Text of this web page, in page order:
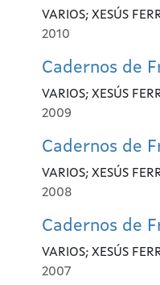
VARIOS; XESÚS
2010
Cadernos de
VARIOS; XESÚS
2009
Cadernos de
VARIOS; XESÚS
2008
Cadernos de
VARIOS; XESÚS
2007